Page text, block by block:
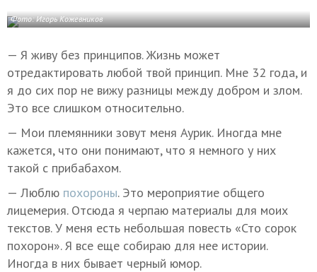
Фото: Игорь Кожевников
— Я живу без принципов. Жизнь может
отредактировать любой твой принцип. Мне 32 года, и
я до сих пор не вижу разницы между добром и злом.
Это все слишком относительно.
— Мои племянники зовут меня Аурик. Иногда мне
кажется, что они понимают, что я немного у них
такой с прибабахом.
— Люблю похороны. Это мероприятие общего
лицемерия. Отсюда я черпаю материалы для моих
текстов. У меня есть небольшая повесть «Сто сорок
похорон». Я все еще собираю для нее истории.
Иногда в них бывает черный юмор.